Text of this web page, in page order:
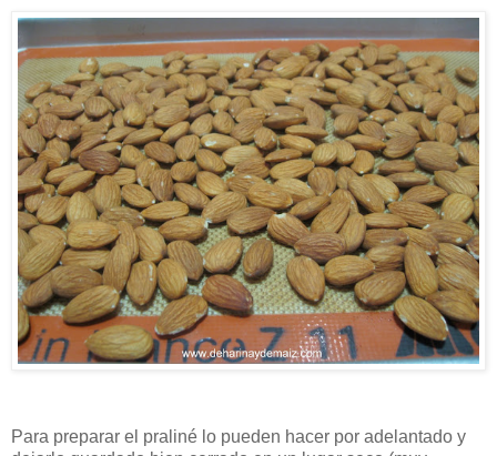
Para preparar el praliné lo pueden hacer por adelantado y